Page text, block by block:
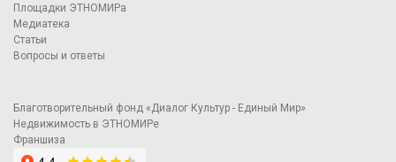
Площадки ЭТНОМИРа
Медиатека
Статьи
Вопросы и ответы
Благотворительный фонд «Диалог Культур - Единый Мир»
Недвижимость в ЭТНОМИРе
Франшиза